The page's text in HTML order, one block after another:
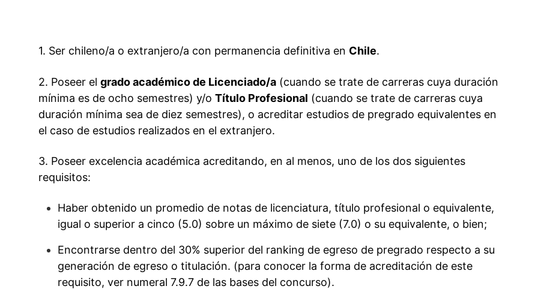
1. Ser chileno/a o extranjero/a con permanencia definitiva en Chile.
2. Poseer el grado académico de Licenciado/a (cuando se trate de carreras cuya duración
mínima es de ocho semestres) y/o Título Profesional (cuando se trate de carreras cuya
duración mínima sea de diez semestres), o acreditar estudios de pregrado equivalentes en
el caso de estudios realizados en el extranjero.
3. Poseer excelencia académica acreditando, en al menos, uno de los dos siguientes
requisitos:
Haber obtenido un promedio de notas de licenciatura, título profesional o equivalente,
igual o superior a cinco (5.0) sobre un máximo de siete (7.0) o su equivalente, o bien;
Encontrarse dentro del 30% superior del ranking de egreso de pregrado respecto a su
generación de egreso o titulación. (para conocer la forma de acreditación de este
requisito, ver numeral 7.9.7 de las bases del concurso).